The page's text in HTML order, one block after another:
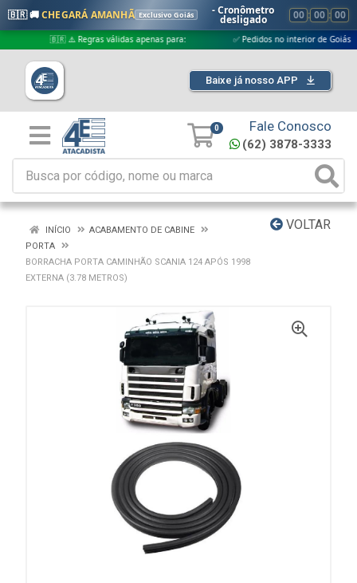
🇧🇷 🚚CHEGARÁ AMANHÃ Exclusivo Goiás - Cronômetro
desligado 00 : 00 : 00
🇧🇷 ⚠️ Regras válidas apenas para: ✅ Pedidos no interior de Goiás
Baixe já nosso APP
0 Fale Conosco
(62) 3878-3333
VOLTAR
INÍCIO
ACABAMENTO DE CABINE
PORTA
BORRACHA PORTA CAMINHÃO SCANIA 124 APÓS 1998
EXTERNA (3.78 METROS)